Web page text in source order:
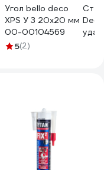
Угол bello deco
XPS У 3 20x20 мм
00-00104569
5(2)